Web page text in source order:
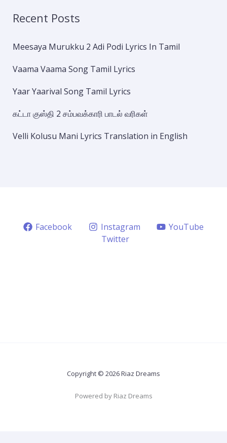
Recent Posts
Meesaya Murukku 2 Adi Podi Lyrics In Tamil
Vaama Vaama Song Tamil Lyrics
Yaar Yaarival Song Tamil Lyrics
கட்டா குஸ்தி 2 சம்பவக்காரி பாடல் வரிகள்
Velli Kolusu Mani Lyrics Translation in English
Facebook Instagram
YouTube
Twitter
Copyright © 2026 Riaz Dreams
Powered by Riaz Dreams